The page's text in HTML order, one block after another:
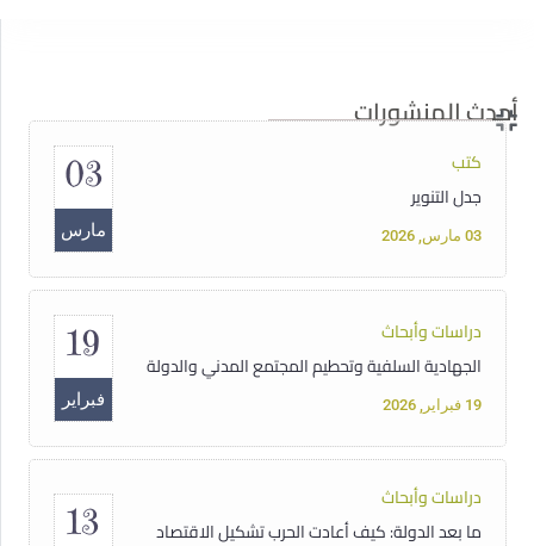
أحدث المنشورات
كتب
جدل التنوير
03 مارس, 2026
03
مارس
دراسات وأبحاث
الجهادية السلفية وتحطيم المجتمع المدني والدولة
19 فبراير, 2026
19
فبراير
دراسات وأبحاث
ما بعد الدولة: كيف أعادت الحرب تشكيل الاقتصاد
13